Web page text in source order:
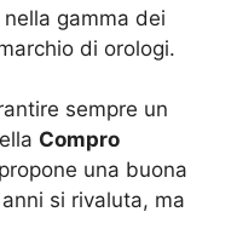
gamma dei
di orologi.
sempre un
Compro
propone una buona
si rivaluta, ma